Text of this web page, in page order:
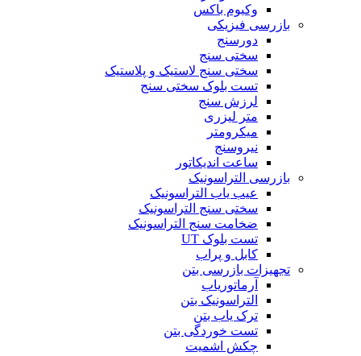
وکیوم باکس
بازرسی فیزیکی
دورسنج
سختی سنج
سختی سنج لاستیک و پلاستیک
تست بلوک سختی سنج
لرزش سنج
متر لیزری
میکرومتر
نیروسنج
ساعت اندیکاتور
بازرسی التراسونیک
عیب یاب التراسونیک
سختی سنج التراسونیک
ضخامت سنج التراسونیک
تست بلوک UT
کابل و پراب
تجهیزات بازرسی بتن
آرماتوریاب
التراسونیک بتن
ترک یاب بتن
تست خوردگی بتن
چکش اشمیت